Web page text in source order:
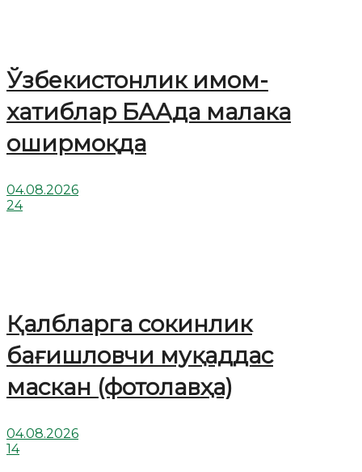
Ўзбекистонлик имом-
хатиблар БААда малака
оширмоқда
04.08.2026
24
Қалбларга сокинлик
бағишловчи муқаддас
маскан (фотолавҳа)
04.08.2026
14